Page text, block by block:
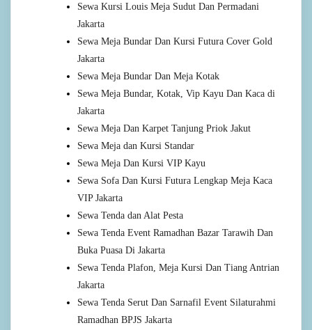
Sewa Kursi Louis Meja Sudut Dan Permadani
Jakarta
Sewa Meja Bundar Dan Kursi Futura Cover Gold
Jakarta
Sewa Meja Bundar Dan Meja Kotak
Sewa Meja Bundar, Kotak, Vip Kayu Dan Kaca di
Jakarta
Sewa Meja Dan Karpet Tanjung Priok Jakut
Sewa Meja dan Kursi Standar
Sewa Meja Dan Kursi VIP Kayu
Sewa Sofa Dan Kursi Futura Lengkap Meja Kaca
VIP Jakarta
Sewa Tenda dan Alat Pesta
Sewa Tenda Event Ramadhan Bazar Tarawih Dan
Buka Puasa Di Jakarta
Sewa Tenda Plafon, Meja Kursi Dan Tiang Antrian
Jakarta
Sewa Tenda Serut Dan Sarnafil Event Silaturahmi
Ramadhan BPJS Jakarta